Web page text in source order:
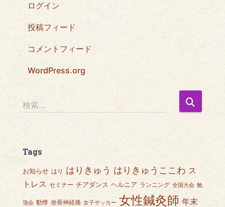
ログイン
投稿フィード
コメントフィード
WordPress.org
検
索
:
検索…
Tags
お知らせ はり はりきゅう はりきゅうここわ ス
トレス セミナー チアダンス ヘルニア ランニング 全国大会 勉
強会 動悸 坐骨神経痛 女子サッカー 女性鍼灸師 年末